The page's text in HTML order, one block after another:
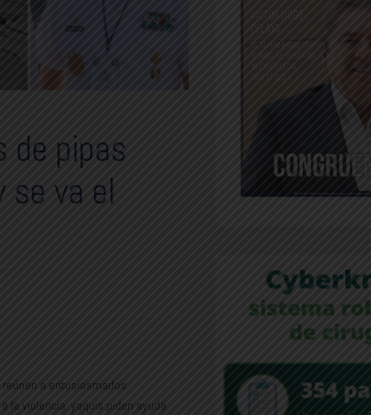
de pipas
se va el
reúnen a entusiasmados
la violencia; yaquis piden ayuda